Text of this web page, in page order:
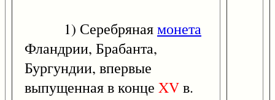
1) Серебрянаямонета
Фландрии, Брабанта,
Бургундии, впервые
выпущенная в конце XVв.